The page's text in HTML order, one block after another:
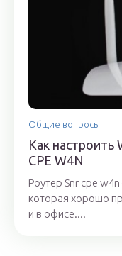
Общие вопросы
Как настроить
CPE W4N
Роутер Snr cpe
которая хорошо
и в офисе....